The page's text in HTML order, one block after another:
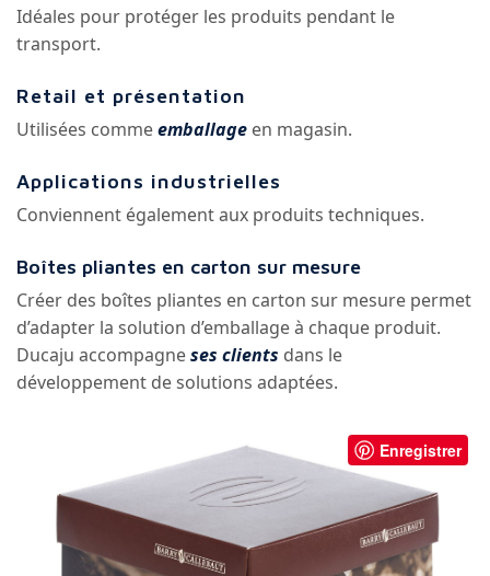
Idéales pour protéger les produits pendant le
transport.
Retail et présentation
Utilisées commeemballage en magasin.
Applications industrielles
Conviennent également aux produits techniques.
Boîtes pliantes en carton sur mesure
Créer des boîtes pliantes en carton sur mesure permet
d’adapter la solution d’emballage à chaque produit.
Ducaju accompagneses clients dans le
développement de solutions adaptées.
Enregistrer